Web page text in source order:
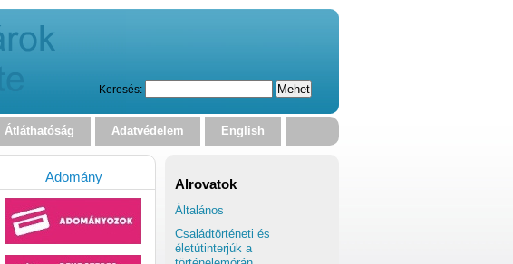
Keresés:
Átláthatóság Adatvédelem English
Alrovatok
Általános
Családtörténeti és
életútinterjúk a
Adomány